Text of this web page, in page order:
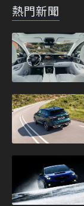
熱門新聞